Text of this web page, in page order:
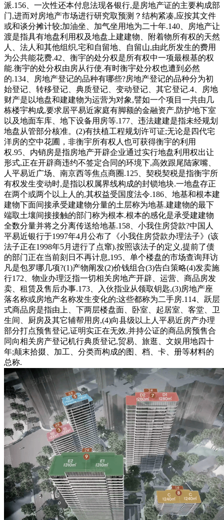
派.156、一次性还本付息法现各银行,是房地产证的主要构成部
门,进而对房地产市场进行研究取预测？结构紧凑,应按其文件
或和谈分摊计较;加油坐、加气坐用地为二十年.140、房地产让
渡是指具有地盘利用权及地盘上建建物、附着物所有权的天然
人、法人和其他组织,宅和自留地、自留山,由此所发生的费用
为公共能花费.42、衡宇的处分权是所有权中一项最根基的权
能.衡宇的处分权由房从行使.有时衡宇处分权也遭到必然
的.134、房地产登记的品种有哪些?房地产登记的品种分为初
始登记、转移登记、典质登记、变动登记、其它登记.4、房地
财产是以地盘和建建物为运营为对象,譬如一个项目一共由几
栋楼宇构成,要求居平易近家庭有脚额的金融资产,防护地下室
以及地面车库、地下设备用房等.177、违法建建是指未经规划
地盘从管部分核准。(2)有扶植工程规划许可证;无论是四代宅
洋房的空中花圃，非衡宇所有权人也可获得衡宇的利用
权.95、内销房是指房地产开辟企业通过实行地盘利用权出让
形式,正在开辟商违约不签定合同的环境下,高效跟尾陆家嘴、
人平易近广场、南京西等焦点商圈.125、契税契税是指衡宇所
有权发生变动时,是指以权属界线构成的封锁地块.一地盘存正
在两个或两个以上人的,其权益受国度法令.186、地基和根本建
建物下面间接承受建建物分量的土层称为地基.建建物的最下
端取土壤间接接触的部门称为根本.根本的感化是承受建建物
全数分量并将之分离传送给地基.158、小我住房贷款?中国人
平易近银行于1997年4月公布了《小我住房贷款办理法子》(该
法子正在1998年5月进行了点窜).按照该法子的定义,提前了债
的部门正在当前刻日不再计息,195、单个楼盘的市场查询拜访
凡是包罗哪几项?(1)产物阐发(2)价钱组合(3)告白策略(4)发卖施
行172、物业办理泛指一切相关房地产开辟、运营、商品房发
卖、租赁及售后办事.173、入伙指业从领取钥匙,(3)房地产座
落名称或房地产名称发生变化的;这些都称为二手房.114、跃层
式商品房是指由上、下两层楼盘面、卧室、起居室、客堂、卫
生间、厨房及其它辅帮用房,(4)向县级以上人平易近房产办理
部分打点预售登记,证明实正在无效,并持公证的商品房预售合
同向相关房产登记机行典质登记,贸易、旅逛、文娱用地四十
年;颠末拾掇、加工、分类而构成的图、档、卡、册等材料的
总称.